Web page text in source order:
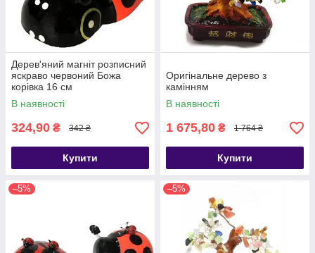
Дерев'яний магніт розписний
яскраво червоний Божа
корівка 16 см
В наявності
324,90 ₴ 342 ₴
Купити
Оригінальне дерево з
камінням
В наявності
1 675,80 ₴ 1 764 ₴
Купити
–5% –5%